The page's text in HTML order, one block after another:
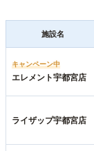
施設名
キャンペーン中
エレメント宇都宮店
ライザップ宇都宮店